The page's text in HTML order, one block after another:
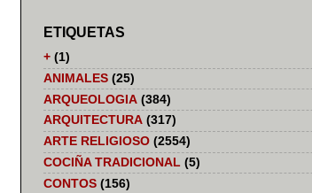
ETIQUETAS
+ (1)
ANIMALES (25)
ARQUEOLOGIA (384)
ARQUITECTURA (317)
ARTE RELIGIOSO (2554)
COCIÑA TRADICIONAL (5)
CONTOS (156)